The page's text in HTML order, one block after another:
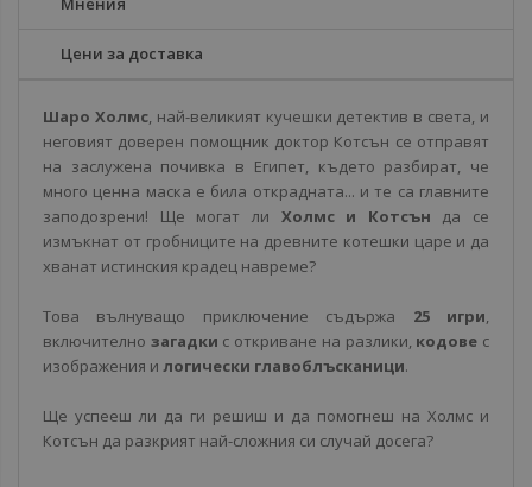
Цени за доставка
Шаро Холмс, най-великият кучешки детектив в света, и
неговият доверен помощник доктор Котсън се отправят
на заслужена почивка в Египет, където разбират, че
много ценна маска е била открадната... и те са главните
заподозрени! Ще могат ли Холмс и Котсън да се
измъкнат от гробниците на древните котешки царе и да
хванат истинския крадец навреме?
Това вълнуващо приключение съдържа 25 игри,
включително загадки с откриване на разлики, кодове с
изображения и логически главоблъсканици.
Ще успееш ли да ги решиш и да помогнеш на Холмс и
Котсън да разкрият най-сложния си случай досега?